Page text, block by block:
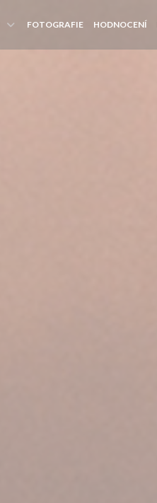
FOTOGRAFIE HODNOCENÍ